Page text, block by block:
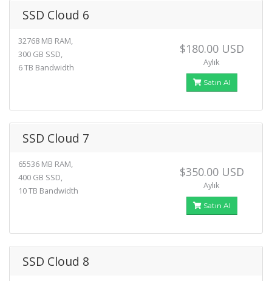
SSD Cloud 6
32768 MB RAM,
300 GB SSD,
6 TB Bandwidth
$180.00 USD
Aylık
Satın Al
SSD Cloud 7
65536 MB RAM,
400 GB SSD,
10 TB Bandwidth
$350.00 USD
Aylık
Satın Al
SSD Cloud 8